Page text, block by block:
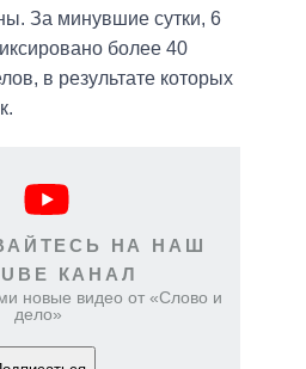
За минувшие сутки, 6
более 40
в результате которых
НА НАШ
КАНАЛ
новые видео от «Слово и
дело»